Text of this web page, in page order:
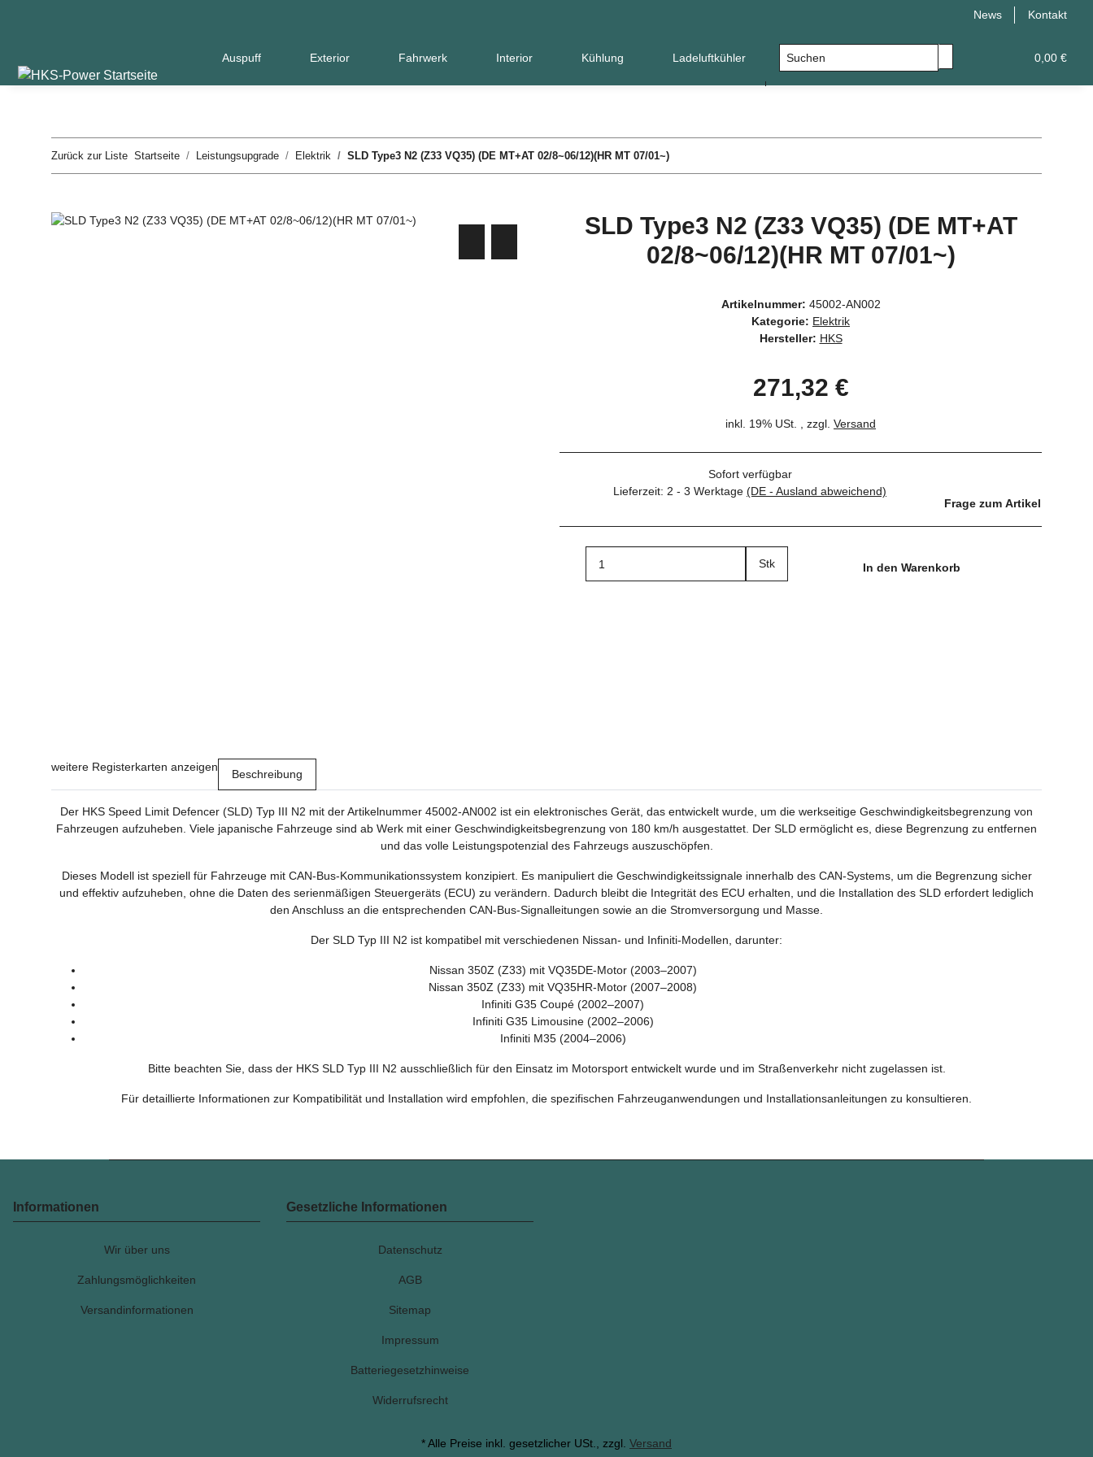
News Kontakt
0,00 €
Auspuff Exterior Fahrwerk Interior Kühlung Ladeluftkühler Leistungsupgrade
Zurück zur Liste Startseite Leistungsupgrade Elektrik SLD Type3 N2 (Z33 VQ35) (DE MT+AT 02/8~06/12)(HR MT 07/01~)
SLD Type3 N2 (Z33 VQ35) (DE MT+AT
02/8~06/12)(HR MT 07/01~)
Artikelnummer: 45002-AN002
Kategorie: Elektrik
Hersteller: HKS
271,32 €
inkl. 19% USt. , zzgl. Versand
Sofort verfügbar
Lieferzeit: 2 - 3 Werktage (DE - Ausland abweichend)
Frage zum Artikel
Stk In den Warenkorb
weitere Registerkarten anzeigen
Beschreibung
Der HKS Speed Limit Defencer (SLD) Typ III N2 mit der Artikelnummer 45002-AN002 ist ein elektronisches Gerät, das entwickelt wurde, um die werkseitige Geschwindigkeitsbegrenzung von
Fahrzeugen aufzuheben. Viele japanische Fahrzeuge sind ab Werk mit einer Geschwindigkeitsbegrenzung von 180 km/h ausgestattet. Der SLD ermöglicht es, diese Begrenzung zu entfernen
und das volle Leistungspotenzial des Fahrzeugs auszuschöpfen.
Dieses Modell ist speziell für Fahrzeuge mit CAN-Bus-Kommunikationssystem konzipiert. Es manipuliert die Geschwindigkeitssignale innerhalb des CAN-Systems, um die Begrenzung sicher
und effektiv aufzuheben, ohne die Daten des serienmäßigen Steuergeräts (ECU) zu verändern. Dadurch bleibt die Integrität des ECU erhalten, und die Installation des SLD erfordert lediglich
den Anschluss an die entsprechenden CAN-Bus-Signalleitungen sowie an die Stromversorgung und Masse.
Der SLD Typ III N2 ist kompatibel mit verschiedenen Nissan- und Infiniti-Modellen, darunter:
Nissan 350Z (Z33) mit VQ35DE-Motor (2003–2007)
Nissan 350Z (Z33) mit VQ35HR-Motor (2007–2008)
Infiniti G35 Coupé (2002–2007)
Infiniti G35 Limousine (2002–2006)
Infiniti M35 (2004–2006)
Bitte beachten Sie, dass der HKS SLD Typ III N2 ausschließlich für den Einsatz im Motorsport entwickelt wurde und im Straßenverkehr nicht zugelassen ist.
Für detaillierte Informationen zur Kompatibilität und Installation wird empfohlen, die spezifischen Fahrzeuganwendungen und Installationsanleitungen zu konsultieren.
Informationen
Wir über uns
Zahlungsmöglichkeiten
Versandinformationen
Gesetzliche Informationen
Datenschutz
AGB
Sitemap
Impressum
Batteriegesetzhinweise
Widerrufsrecht
* Alle Preise inkl. gesetzlicher USt., zzgl. Versand